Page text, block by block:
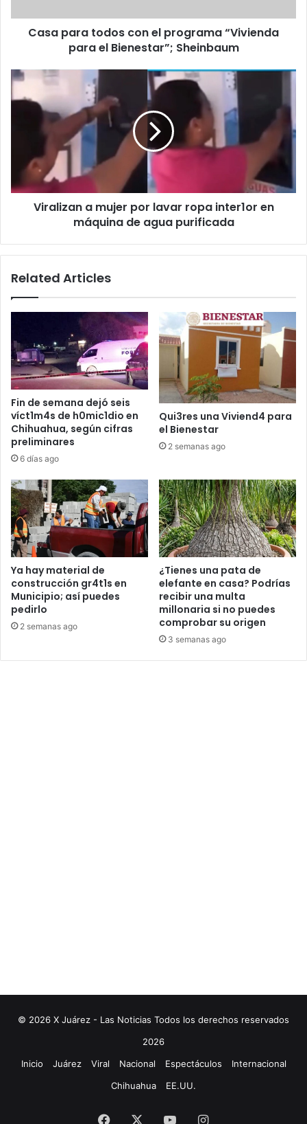
el
Bienestar”;
Casa para todos con el programa “Vivienda
para el Bienestar”; Sheinbaum
Viralizan
mujer
inter1or
máquina
Viralizan a mujer por lavar ropa inter1or en
máquina de agua purificada
Related Articles
Fin de semana dejó seis
víct1m4s de h0mic1dio en
Chihuahua, según cifras
preliminares
6 días ago
Qui3res una Viviend4 para
el Bienestar
2 semanas ago
Ya hay material de
construcción gr4t1s en
Municipio; así puedes
pedirlo
2 semanas ago
¿Tienes una pata de
elefante en casa? Podrías
recibir una multa
millonaria si no puedes
comprobar su origen
3 semanas ago
© 2026 X Juárez - Las Noticias Todos los derechos reservados
2026
Inicio
Juárez Viral Nacional Espectáculos
Internacional
Chihuahua
EE.UU.
Facebook YouTubeInstagram